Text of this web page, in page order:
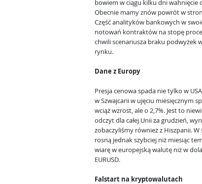
bowiem w ciągu kilku dni wahnięcie
Obecnie mamy znów powrót w
Część analityków bankowych w
notowań kontraktów na stopę
chwili scenariusza braku podwyżek
rynku.
Dane z Europy
Presja cenowa spada nie tylko w
w Szwajcarii w ujęciu miesięcznym
wciąż wzrost, ale o 2,7%. Jest to
odczyt dla całej Unii za grudzień,
zobaczyliśmy również z Hiszpanii.
rosną jednak szybciej niż miesiąc
wiarę w europejską walutę niż w
EURUSD.
Falstart na kryptowalutach